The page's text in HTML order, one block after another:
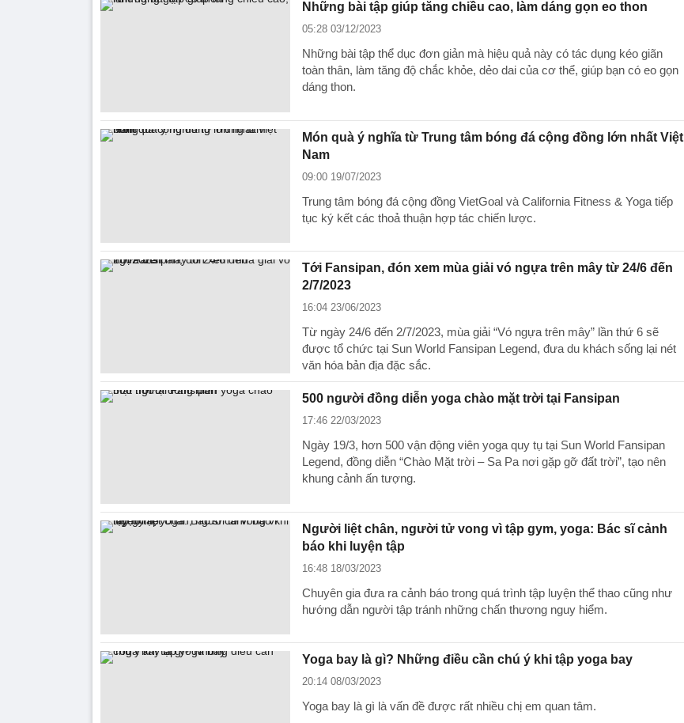
Những bài tập giúp tăng chiều cao, làm dáng gọn eo thon
05:28 03/12/2023
Những bài tập thể dục đơn giản mà hiệu quả này có tác dụng kéo giãn
toàn thân, làm tăng độ chắc khỏe, dẻo dai của cơ thể, giúp bạn có eo gọn
dáng thon.
Món quà ý nghĩa từ Trung tâm bóng đá cộng đồng lớn nhất Việt
Nam
09:00 19/07/2023
Trung tâm bóng đá cộng đồng VietGoal và California Fitness & Yoga tiếp
tục ký kết các thoả thuận hợp tác chiến lược.
Tới Fansipan, đón xem mùa giải vó ngựa trên mây từ 24/6 đến
2/7/2023
16:04 23/06/2023
Từ ngày 24/6 đến 2/7/2023, mùa giải “Vó ngựa trên mây” lần thứ 6 sẽ
được tổ chức tại Sun World Fansipan Legend, đưa du khách sống lại nét
văn hóa bản địa đặc sắc.
500 người đồng diễn yoga chào mặt trời tại Fansipan
17:46 22/03/2023
Ngày 19/3, hơn 500 vận động viên yoga quy tụ tại Sun World Fansipan
Legend, đồng diễn “Chào Mặt trời – Sa Pa nơi gặp gỡ đất trời”, tạo nên
khung cảnh ấn tượng.
Người liệt chân, người tử vong vì tập gym, yoga: Bác sĩ cảnh
báo khi luyện tập
16:48 18/03/2023
Chuyên gia đưa ra cảnh báo trong quá trình tập luyện thể thao cũng như
hướng dẫn người tập tránh những chấn thương nguy hiểm.
Yoga bay là gì? Những điều cần chú ý khi tập yoga bay
20:14 08/03/2023
Yoga bay là gì là vấn đề được rất nhiều chị em quan tâm.